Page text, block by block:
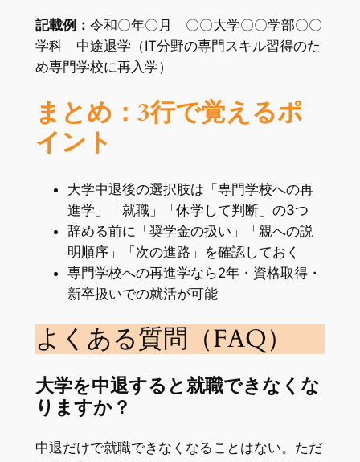
記載例： 令和〇年〇月 〇〇大学〇〇学部〇〇
学科 中途退学（IT分野の専門スキル習得のた
め専門学校に再入学）
まとめ：3行で覚えるポ
イント
大学中退後の選択肢は「専門学校への再
進学」「就職」「休学して判断」の3つ
辞める前に「奨学金の扱い」「親への説
明順序」「次の進路」を確認しておく
専門学校への再進学なら2年・資格取得・
新卒扱いでの就活が可能
よくある質問（FAQ）
大学を中退すると就職できなくな
りますか？
中退だけで就職できなくなることはない。ただ